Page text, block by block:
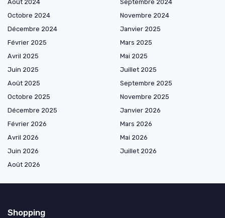
Août 2024
Septembre 2024
Octobre 2024
Novembre 2024
Décembre 2024
Janvier 2025
Février 2025
Mars 2025
Avril 2025
Mai 2025
Juin 2025
Juillet 2025
Août 2025
Septembre 2025
Octobre 2025
Novembre 2025
Décembre 2025
Janvier 2026
Février 2026
Mars 2026
Avril 2026
Mai 2026
Juin 2026
Juillet 2026
Août 2026
Shopping